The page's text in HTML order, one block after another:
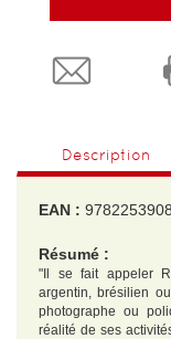
Description
EAN :
Résumé :
"Il se fait appeler
argentin, brésilien
photographe ou
réalité de ses